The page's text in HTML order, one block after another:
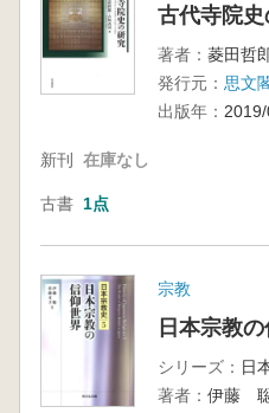
古代寺院
著者： 菱田哲
発行元： 思文
出版年：
新刊 在庫なし
古書 1点
宗教
日本宗教
シリーズ： 日
著者： 伊藤